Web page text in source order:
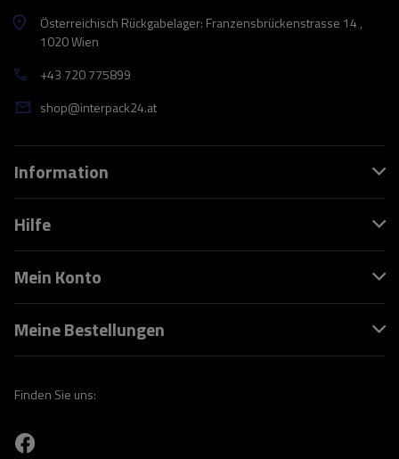
Österreichisch Rückgabelager: Franzensbrückenstrasse 14 ,
1020 Wien
+43 720 775899
shop@interpack24.at
Information
Hilfe
Mein Konto
Meine Bestellungen
Finden Sie uns: